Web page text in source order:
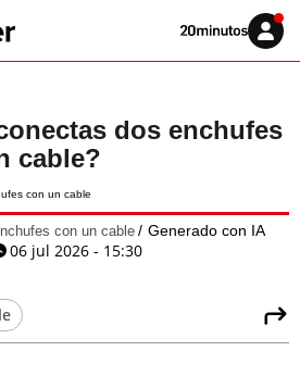
Volver
Iniciar
sesión
dos enchufes
cable?
con un cable Generado con IA
06 jul 2026 - 15:30